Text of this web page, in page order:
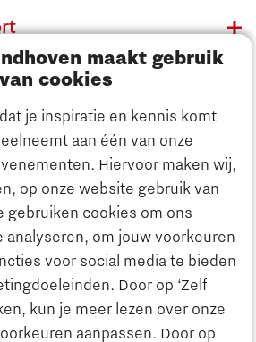
maakt gebruik
van cookies
je inspiratie en kennis komt
aan één van onze
Hiervoor maken wij,
op onze website gebruik van
gebruiken cookies om ons
om jouw voorkeuren
voor social media te bieden
Door op ‘Zelf
kun je meer lezen over onze
aanpassen. Door op